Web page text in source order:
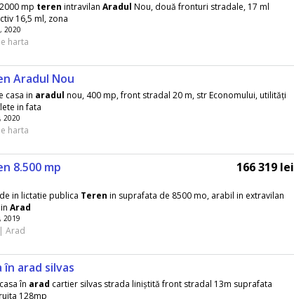
mp teren intravilan Aradul Nou, două fronturi stradale, 17 ml
16,5 ml, zona
2020
harta
Aradul Nou
casa in aradul nou, 400 mp, front stradal 20 m, str Economului, utilități
in fata
2020
harta
8.500 mp 166 319 lei
in lictatie publica Teren in suprafata de 8500 mo, arabil in extravilan
Arad
2019
Arad
în arad silvas
în arad cartier silvas strada liniștită front stradal 13m suprafata
128mp